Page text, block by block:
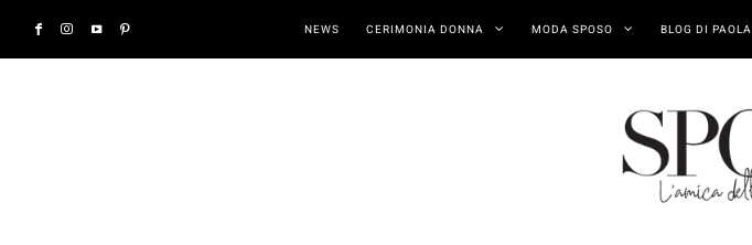
NEWS CERIMONIA DONNA MODA SPOSO BLOG DI PAOLA